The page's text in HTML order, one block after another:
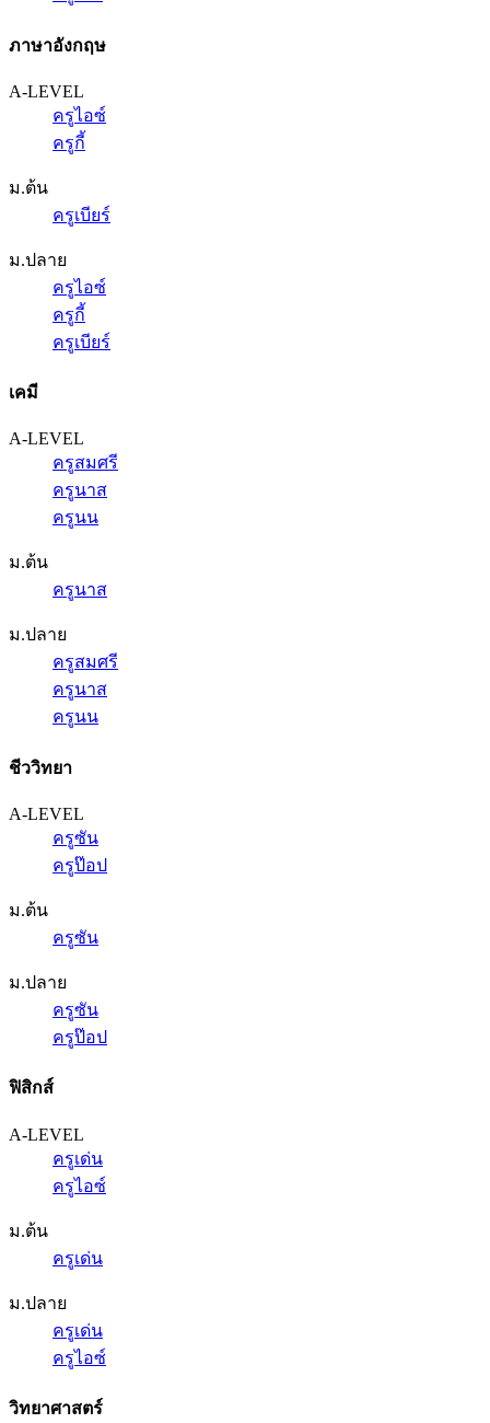
ภาษาอังกฤษ
A-LEVEL
ครูไอซ์
ครูกี้
ม.ต้น
ครูเบียร์
ม.ปลาย
ครูไอซ์
ครูกี้
ครูเบียร์
เคมี
A-LEVEL
ครูสมศรี
ครูนาส
ครูนน
ม.ต้น
ครูนาส
ม.ปลาย
ครูสมศรี
ครูนาส
ครูนน
ชีววิทยา
A-LEVEL
ครูซัน
ครูป๊อป
ม.ต้น
ครูซัน
ม.ปลาย
ครูซัน
ครูป๊อป
ฟิสิกส์
A-LEVEL
ครูเด่น
ครูไอซ์
ม.ต้น
ครูเด่น
ม.ปลาย
ครูเด่น
ครูไอซ์
วิทยาศาสตร์